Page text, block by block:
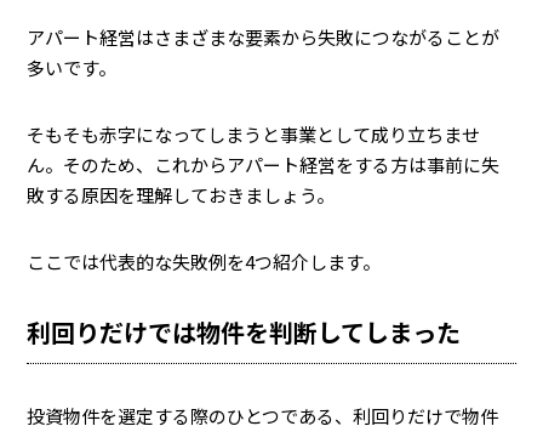
アパート経営はさまざまな要素から失敗につながることが
多いです。
そもそも赤字になってしまうと事業として成り立ちませ
ん。そのため、これからアパート経営をする方は事前に失
敗する原因を理解しておきましょう。
ここでは代表的な失敗例を4つ紹介します。
利回りだけでは物件を判断してしまった
投資物件を選定する際のひとつである、利回りだけで物件